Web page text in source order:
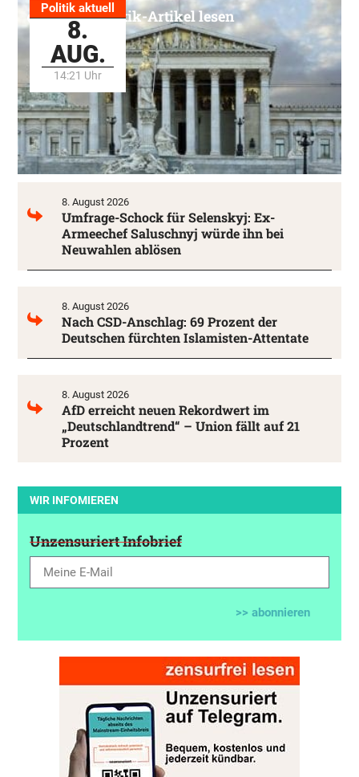
Politik aktuell
8.
AUG.
14:21 Uhr
Alle Politik-Artikel lesen
8. August 2026
Umfrage-Schock für Selenskyj: Ex-
Armeechef Saluschnyj würde ihn bei
Neuwahlen ablösen
8. August 2026
Nach CSD-Anschlag: 69 Prozent der
Deutschen fürchten Islamisten-Attentate
8. August 2026
AfD erreicht neuen Rekordwert im
„Deutschlandtrend“ – Union fällt auf 21
Prozent
WIR INFOMIEREN
Unzensuriert Infobrief
>> abonnieren